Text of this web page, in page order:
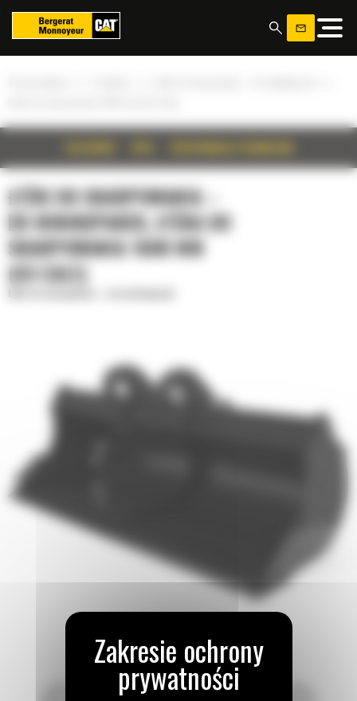
ŁYŻKI DO SKARPOWANIA –
DO MINIKOPAREK, ŁYŻKA DO
SKARPOWANIA 1600 MM
(63 CALE)
Panel zarządzania plikami cookies